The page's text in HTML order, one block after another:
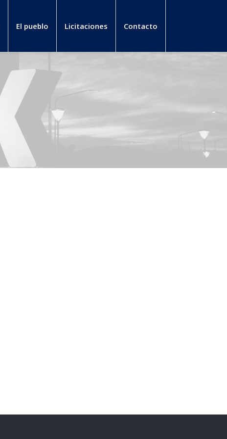
El pueblo Licitaciones Contacto